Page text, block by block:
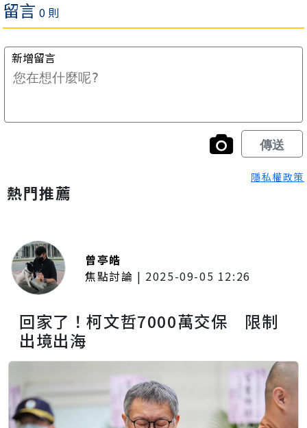
隱私權政策
熱門推薦
曾亭皓
焦點討論 | 2025-09-05 12:26
回家了！柯文哲7000萬交保 限制
出境出海